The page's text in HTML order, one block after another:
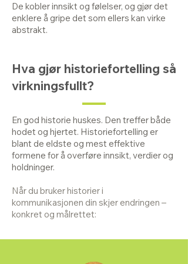
De kobler innsikt og følelser, og gjør det
enklere å gripe det som ellers kan virke
abstrakt.
Hva gjør historiefortelling så
virkningsfullt?
En god historie huskes. Den treffer både
hodet og hjertet. Historiefortelling er
blant de eldste og mest effektive
formene for å overføre innsikt, verdier og
holdninger.
Når du bruker historier i
kommunikasjonen din skjer endringen –
konkret og målrettet: